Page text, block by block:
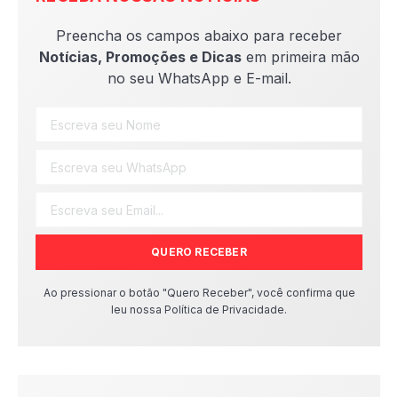
Preencha os campos abaixo para receber
Notícias, Promoções e Dicasem primeira mão
no seu WhatsApp e E-mail.
QUERO RECEBER
Ao pressionar o botão "Quero Receber", você confirma que
leu nossa Política de Privacidade.